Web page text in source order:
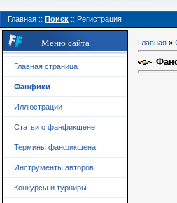
Главная :: Поиск :: Регистрация
Меню сайта
Главная страница
Фанфики
Иллюстрации
Статьи о фанфикшене
Термины фанфикшена
Инструменты авторов
Конкурсы и турниры
Главная »